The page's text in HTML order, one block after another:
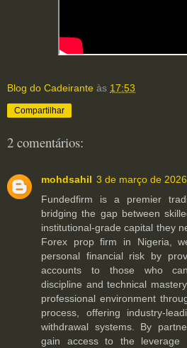
Blog do Cadeirante às 17:53
Compartilhar
2 comentários:
mohdsahil 3 de março de
Fundedfirm is a premier
bridging the gap between
institutional-grade capital they
Forex prop firm in Nigeria,
personal financial risk by
accounts to those who
discipline and technical
professional environment
process, offering industry-
withdrawal systems. By
gain access to the leverage